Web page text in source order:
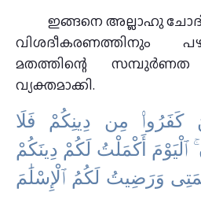
ഇങ്ങനെ അല്ലാഹു
വിശദീകരണത്തിനും
മതത്തിന്റെ
വ്യക്തമാക്കി.
كَفَرُوا۟ مِن دِينِكُمْ فَلَا
أَكْمَلْتُ لَكُمْ دِينَكُمْ
وَرَضِيتُ لَكُمُ ٱلْإِسْلَٰمَ